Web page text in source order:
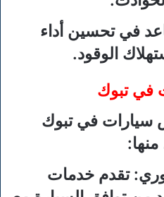
في تحسين أداء
الوقود.
في تبوك
سيارات في تبوك
: تقدم خدمات